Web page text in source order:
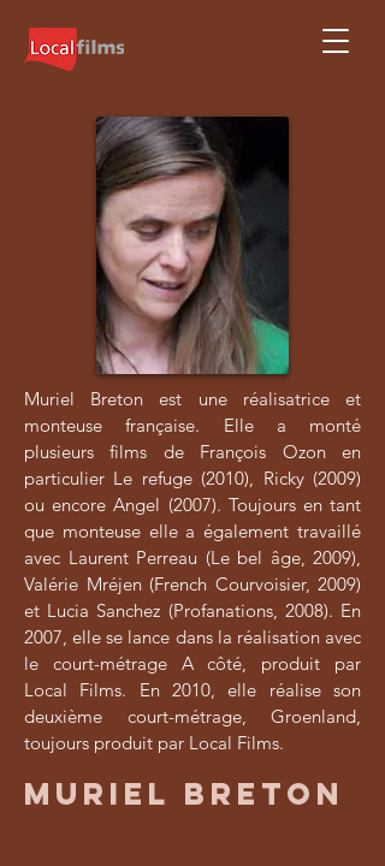
Muriel Breton est une réalisatrice et
monteuse française. Elle a monté
plusieurs films de François Ozon en
particulier Le refuge (2010), Ricky (2009)
ou encore Angel (2007). Toujours en tant
que monteuse elle a également travaillé
avec Laurent Perreau (Le bel âge, 2009),
Valérie Mréjen (French Courvoisier, 2009)
et Lucia Sanchez (Profanations, 2008). En
2007, elle se lance dans la réalisation avec
le court-métrage A côté, produit par
Local Films. En 2010, elle réalise son
deuxième court-métrage, Groenland,
toujours produit par Local Films.
MURIEL BRETON